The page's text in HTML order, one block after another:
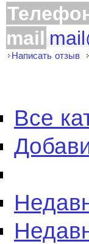
mail
Написать отзыв
Все